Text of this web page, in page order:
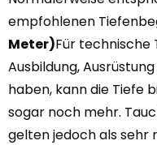
empfohlenen
Meter)Für technische
Ausbildung,
haben, kann die Tiefe
sogar noch mehr.
gelten jedoch als sehr